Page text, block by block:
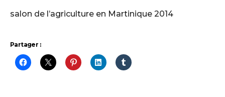
salon de l’agriculture en Martinique 2014
Partager :